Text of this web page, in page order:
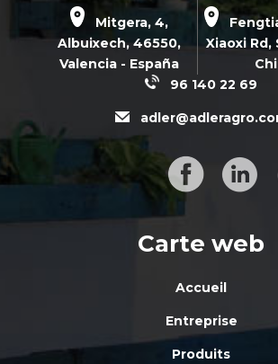
Mitgera, 4,
Albuixech, 46550,
Valencia - España
Xiaoxi Rd,
96 140 22 69
Carte web
Accueil
Entreprise
Produits